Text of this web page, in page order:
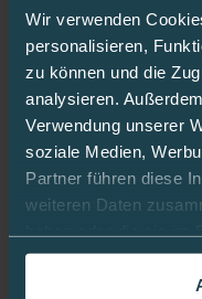
Wir verwenden
personalisieren,
zu können und die
analysieren.
Verwendung unserer
soziale Medien,
Partner führen diese
weiteren Daten
gesammelt haben.